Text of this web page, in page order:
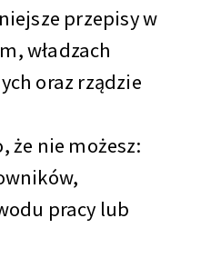
przepisy w
władzach
oraz rządzie
że nie możesz:
pracy lub